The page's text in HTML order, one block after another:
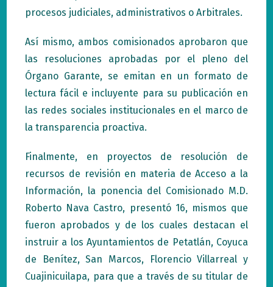
procesos judiciales, administrativos o Arbitrales.
Así mismo, ambos comisionados aprobaron que
las resoluciones aprobadas por el pleno del
Órgano Garante, se emitan en un formato de
lectura fácil e incluyente para su publicación en
las redes sociales institucionales en el marco de
la transparencia proactiva.
Finalmente, en proyectos de resolución de
recursos de revisión en materia de Acceso a la
Información, la ponencia del Comisionado M.D.
Roberto Nava Castro, presentó 16, mismos que
fueron aprobados y de los cuales destacan el
instruir a los Ayuntamientos de Petatlán, Coyuca
de Benítez, San Marcos, Florencio Villarreal y
Cuajinicuilapa, para que a través de su titular de